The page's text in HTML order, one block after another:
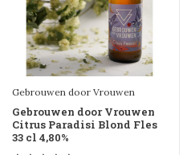
Gebrouwen door Vrouwen
Gebrouwen door Vrouwen
Citrus Paradisi Blond Fles
33 cl 4,80%